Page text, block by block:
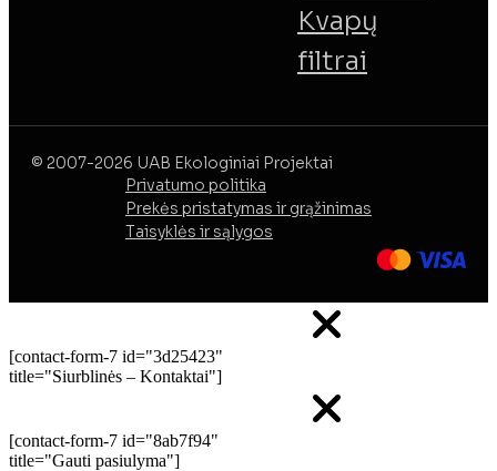
Kvapų
filtrai
© 2007-2026 UAB Ekologiniai Projektai
Privatumo politika
Prekės pristatymas ir grąžinimas
Taisyklės ir sąlygos
[contact-form-7 id="3d25423"
title="Siurblinės – Kontaktai"]
[contact-form-7 id="8ab7f94"
title="Gauti pasiulyma"]